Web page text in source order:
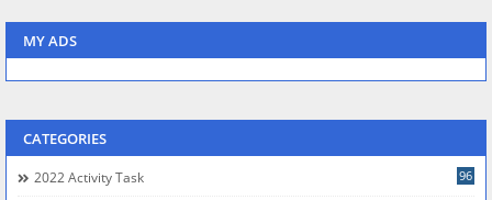
MY ADS
CATEGORIES
2022 Activity Task 96